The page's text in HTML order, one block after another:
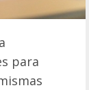
para